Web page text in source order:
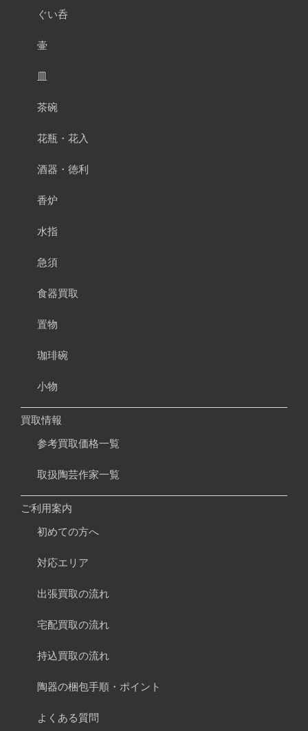
ぐい呑
壷
皿
茶碗
花瓶・花入
酒器・徳利
香炉
水指
急須
食器買取
置物
珈琲碗
小物
買取情報
参考買取価格一覧
取扱陶芸作家一覧
ご利用案内
初めての方へ
対応エリア
出張買取の流れ
宅配買取の流れ
持込買取の流れ
陶器の梱包手順・ポイント
よくある質問